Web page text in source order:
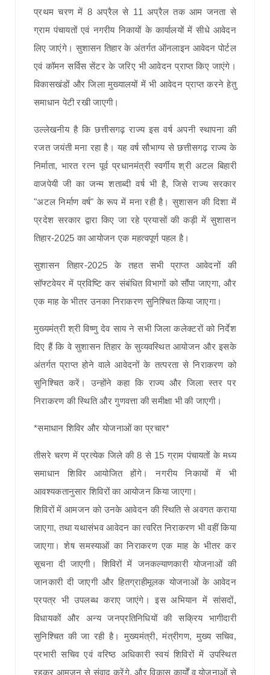
प्रथम चरण में 8 अप्रैल से 11 अप्रैल तक आम जनता से
ग्राम पंचायतों एवं नगरीय निकायों के कार्यालयों में सीधे आवेदन
लिए जाएंगे। सुशासन तिहार के अंतर्गत ऑनलाइन आवेदन पोर्टल
एवं कॉमन सर्विस सेंटर के जरिए भी आवेदन प्राप्त किए जाएंगे।
विकासखंडों और जिला मुख्यालयों में भी आवेदन प्राप्त करने हेतु
समाधान पेटी रखी जाएगी।
उल्लेखनीय है कि छत्तीसगढ़ राज्य इस वर्ष अपनी स्थापना की
रजत जयंती मना रहा है। यह वर्ष सौभाग्य से छत्तीसगढ़ राज्य के
निर्माता, भारत रत्न पूर्व प्रधानमंत्री स्वर्गीय श्री अटल बिहारी
वाजपेयी जी का जन्म शताब्दी वर्ष भी है, जिसे राज्य सरकार
"अटल निर्माण वर्ष" के रूप में मना रही है। सुशासन की दिशा में
प्रदेश सरकार द्वारा किए जा रहे प्रयासों की कड़ी में सुशासन
तिहार-2025 का आयोजन एक महत्वपूर्ण पहल है।
सुशासन तिहार-2025 के तहत सभी प्राप्त आवेदनों की
सॉफ्टवेयर में प्रविष्टि कर संबंधित विभागों को सौंपा जाएगा, और
एक माह के भीतर उनका निराकरण सुनिश्चित किया जाएगा।
मुख्यमंत्री श्री विष्णु देव साय ने सभी जिला कलेक्टरों को निर्देश
दिए हैं कि वे सुशासन तिहार के सुव्यवस्थित आयोजन और इसके
अंतर्गत प्राप्त होने वाले आवेदनों के तत्परता से निराकरण को
सुनिश्चित करें। उन्होंने कहा कि राज्य और जिला स्तर पर
निराकरण की स्थिति और गुणवत्ता की समीक्षा भी की जाएगी।
*समाधान शिविर और योजनाओं का प्रचार*
तीसरे चरण में प्रत्येक जिले की 8 से 15 ग्राम पंचायतों के मध्य
समाधान शिविर आयोजित होंगे। नगरीय निकायों में भी
आवश्यकतानुसार शिविरों का आयोजन किया जाएगा।
शिविरों में आमजन को उनके आवेदन की स्थिति से अवगत कराया
जाएगा, तथा यथासंभव आवेदन का त्वरित निराकरण भी वहीं किया
जाएगा। शेष समस्याओं का निराकरण एक माह के भीतर कर
सूचना दी जाएगी। शिविरों में जनकल्याणकारी योजनाओं की
जानकारी दी जाएगी और हितग्राहीमूलक योजनाओं के आवेदन
प्रपत्र भी उपलब्ध कराए जाएंगे। इस अभियान में सांसदों,
विधायकों और अन्य जनप्रतिनिधियों की सक्रिय भागीदारी
सुनिश्चित की जा रही है। मुख्यमंत्री, मंत्रीगण, मुख्य सचिव,
प्रभारी सचिव एवं वरिष्ठ अधिकारी स्वयं शिविरों में उपस्थित
रहकर आमजन से संवाद करेंगे, और विकास कार्यों व योजनाओं से